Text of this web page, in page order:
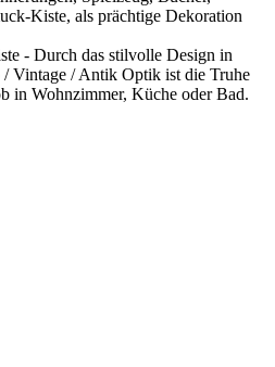
Kiste, als prächtige Dekoration
- Durch das stilvolle Design in
Vintage / Antik Optik ist die Truhe
in Wohnzimmer, Küche oder Bad.